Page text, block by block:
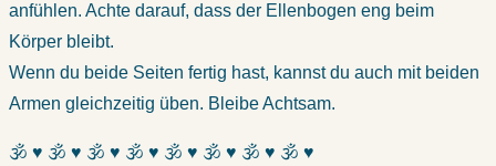
anfühlen. Achte darauf, dass der Ellenbogen eng beim
Körper bleibt.
Wenn du beide Seiten fertig hast, kannst du auch mit beiden
Armen gleichzeitig üben. Bleibe Achtsam.
🕉 ♥ 🕉 ♥ 🕉 ♥ 🕉 ♥ 🕉 ♥ 🕉 ♥ 🕉 ♥ 🕉 ♥